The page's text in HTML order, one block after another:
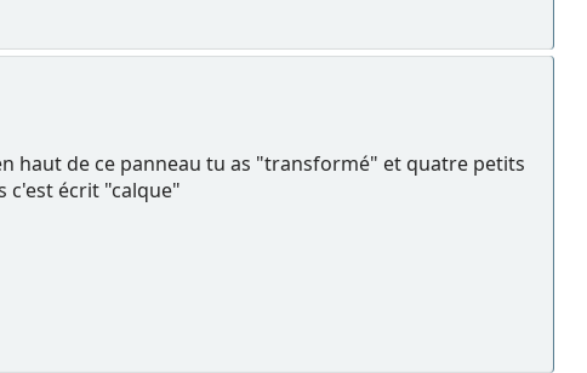
haut de ce panneau tu as "transformé" et quatre petits
c'est écrit "calque"